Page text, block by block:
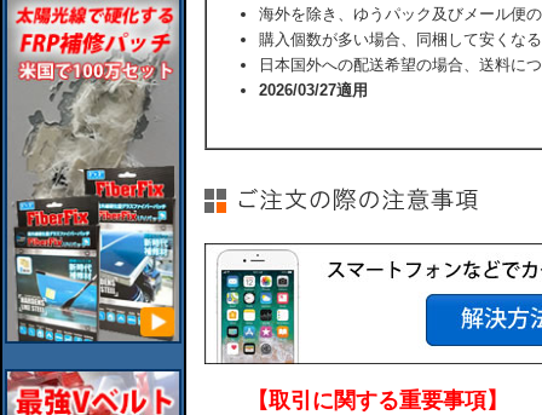
海外を除き、ゆうパック及びメール便
購入個数が多い場合、同梱して安くな
日本国外への配送希望の場合、送料に
2026/03/27適用
【取引に関する重要事項】